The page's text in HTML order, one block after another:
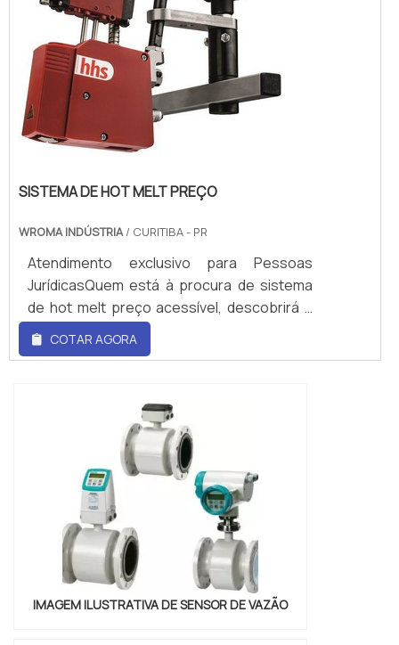
SOBRE CONECTOR IP66 PREÇOHá muitas
maneiras eficientes de dem...
SISTEMA DE HOT MELT PREÇO
WROMA INDÚSTRIA/ CURITIBA - PR
Atendimento exclusivo para Pessoas
JurídicasQuem está à procura de sistema
de hot melt preço acessível, descobrirá a
empresa líder do mercado. Realizando uma
cotação no marketplace Soluções
mercado.ALGUNS DETALHES SOBRE
SISTEMA DE HOT MELT PREÇOSe alguém
busca por sistema de hot melt preço justo
e em uma empresa comprometida com os
serviços, encontra na WRoma.
Disponibilizando...
COTAR AGORA
IMAGEM ILUSTRATIVA DE SENSOR DE VAZÃO